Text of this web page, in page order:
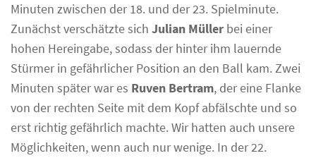
Minuten zwischen der 18. und der 23. Spielminute.
Zunächst verschätzte sich Julian Müller bei einer
hohen Hereingabe, sodass der hinter ihm lauernde
Stürmer in gefährlicher Position an den Ball kam. Zwei
Minuten später war es Ruven Bertram, der eine Flanke
von der rechten Seite mit dem Kopf abfälschte und so
erst richtig gefährlich machte. Wir hatten auch unsere
Möglichkeiten, wenn auch nur wenige. In der 22.